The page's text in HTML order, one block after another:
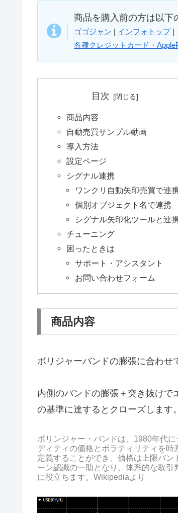
商品を購入前の方は以下
ゴゴジャン | インフォトップ|
各種クレジットカード・
目次
商品内容
自動売買サンプル動画
導入方法
設定ページ
シグナル連携
ワンクリ自動矢印売買で連
個別オブジェクト名で連携
シグナル矢印化ツールと連
チューニング
困ったときは
サポート・アシスタント
お問い合わせフォーム
商品内容
ボリジャーバンドの膨張に合わせ
内側のバンドの膨張＋突き抜けで
の基準に達するとクローズします。
ボリンジャー・バンドは、1980年代
ディティの価格とボラティリティを
定義することができ、価格は上限バ
ーン認識の一助となり、体系的な取
に役立ちます。Wikipediaより